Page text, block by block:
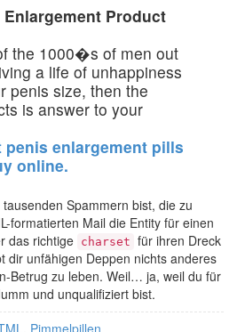
Enlargement Product
the 1000�s of men out
a life of unhappiness
penis size, then the
is answer to your
penis enlargement pills
online.
Spammern bist, die zu
formatierten Mail die Entity für einen
das richtige charset für ihren Dreck
dir unfähigen Deppen nichts anderes
Betrug zu leben. Weil… ja, weil du für
und unqualifiziert bist.
, Pimmelpillen